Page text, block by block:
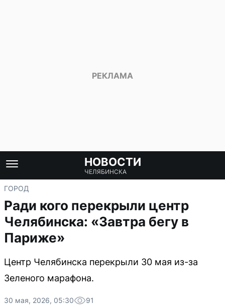
НОВОСТИ
ЧЕЛЯБИНСКА
ГОРОД
Ради кого перекрыли центр
Челябинска: «Завтра бегу в
Париже»
Центр Челябинска перекрыли 30 мая из-за
Зеленого марафона.
30 мая, 2026, 05:30 91